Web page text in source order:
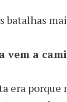
batalhas
vem a
era